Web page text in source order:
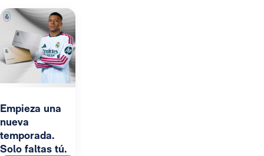
Empieza una
nueva
temporada.
Solo faltas tú.